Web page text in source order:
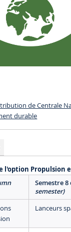
de Centrale
durable
l'option Propulsion
Semestre 8
semester)
Lanceurs